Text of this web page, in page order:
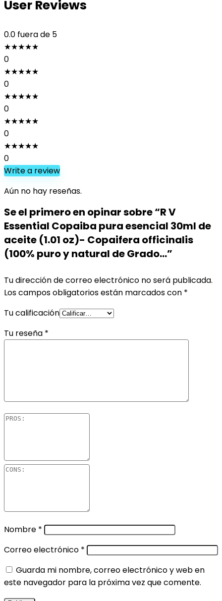
User Reviews
0.0 fuera de 5
★★★★★
0
★★★★★
0
★★★★★
0
★★★★★
0
★★★★★
0
Write a review
Aún no hay reseñas.
Se el primero en opinar sobre “R V
Essential Copaiba pura esencial 30ml de
aceite (1.01 oz)- Copaifera officinalis
(100% puro y natural de Grado…”
Tu dirección de correo electrónico no será publicada.
Los campos obligatorios están marcados con *
Tu calificación
Tu reseña *
Nombre *
Correo electrónico *
Guarda mi nombre, correo electrónico y web en
este navegador para la próxima vez que comente.